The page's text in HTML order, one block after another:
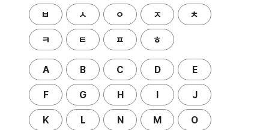
ㅂ ㅅ ㅇ ㅈ ㅊ
ㅋ ㅌ ㅍ ㅎ
A B C D E
F G H I J
K L N M O